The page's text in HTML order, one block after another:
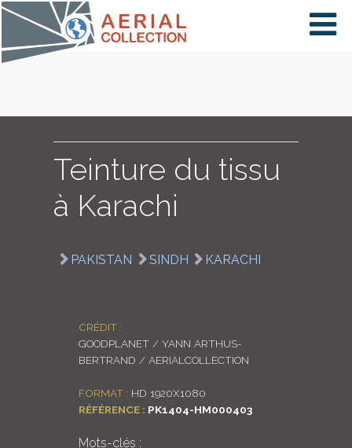
×
PAYS
COLLECTIONS
ENGLISH
Teinture du tissu
à Karachi
PAKISTAN SINDH KARACHI
CRÉDIT :
GOODPLANET / YANN ARTHUS-
BERTRAND / AERIALCOLLECTION
FORMAT : HD 1920X1080
RÉFÉRENCE : PK1404-HM000403
Mots-clés :